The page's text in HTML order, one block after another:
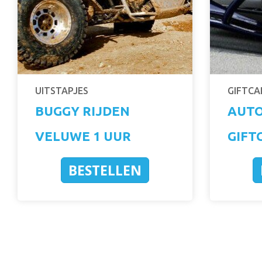
UITSTAPJES
BUGGY RIJDEN
VELUWE 1 UUR
BESTELLEN